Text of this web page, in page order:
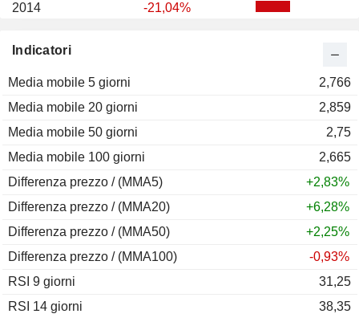
Indicatori
Media mobile 5 giorni
2,766
Media mobile 20 giorni
2,859
Media mobile 50 giorni
2,75
Media mobile 100 giorni
2,665
Differenza prezzo / (MMA5)
+2,83%
Differenza prezzo / (MMA20)
+6,28%
Differenza prezzo / (MMA50)
+2,25%
Differenza prezzo / (MMA100)
-0,93%
RSI 9 giorni
31,25
RSI 14 giorni
38,35
2014
-21,04%
2012
2011
2010
2009
2008
-65,90%
2007
-6,16%